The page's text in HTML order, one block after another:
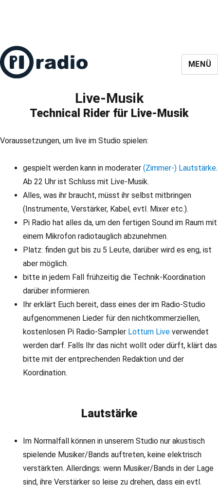
MENÜ
Live-Musik
Technical Rider für Live-Musik
Voraussetzungen, um live im Studio spielen:
gespielt werden kann in moderater(Zimmer-) Lautstärke.
Ab 22 Uhr ist Schluss mit Live-Musik.
Alles, was ihr braucht, müsst ihr selbst mitbringen
(Instrumente, Verstärker, Kabel, evtl. Mixer etc.).
Pi Radio hat alles da, um den fertigen Sound im Raum mit
einem Mikrofon radiotauglich abzunehmen.
Platz: finden gut bis zu 5 Leute, darüber wird es eng, ist
aber möglich.
bitte in jedem Fall frühzeitig die Technik-Koordination
darüber informieren.
Ihr erklärt Euch bereit, dass eines der im Radio-Studio
aufgenommenen Lieder für den nichtkommerziellen,
kostenlosen Pi Radio-Sampler Lottum Live verwendet
werden darf. Falls Ihr das nicht wollt oder dürft, klärt das
bitte mit der entprechenden Redaktion und der
Koordination.
Lautstärke
Im Normalfall können in unserem Studio nur akustisch
spielende Musiker/Bands auftreten, keine elektrisch
verstärkten. Allerdings: wenn Musiker/Bands in der Lage
sind, ihre Verstärker so leise zu drehen, dass ein evtl.